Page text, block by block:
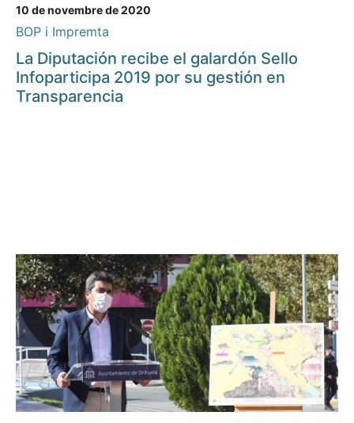
10 de novembre de 2020
BOP i Impremta
La Diputación recibe el galardón Sello
Infoparticipa 2019 por su gestión en
Transparencia